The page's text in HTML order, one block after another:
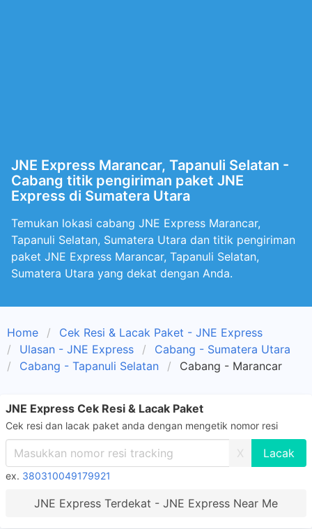
JNE Express Marancar, Tapanuli Selatan -
Cabang titik pengiriman paket JNE
Express di Sumatera Utara
Temukan lokasi cabang JNE Express Marancar,
Tapanuli Selatan, Sumatera Utara dan titik pengiriman
paket JNE Express Marancar, Tapanuli Selatan,
Sumatera Utara yang dekat dengan Anda.
Home
Cek Resi & Lacak Paket - JNE Express
Ulasan - JNE Express
Cabang - Sumatera Utara
Cabang - Tapanuli Selatan
Cabang - Marancar
JNE Express Cek Resi & Lacak Paket
Cek resi dan lacak paket anda dengan mengetik nomor resi
X
ex. 380310049179921
JNE Express Terdekat - JNE Express Near Me